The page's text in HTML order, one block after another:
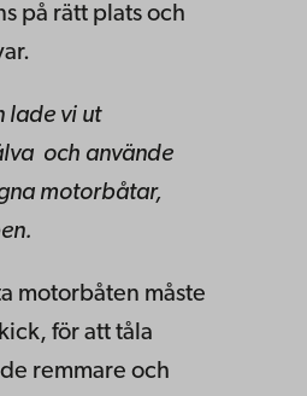
på rätt plats och
lade vi ut
och använde
motorbåtar,
motorbåten måste
för att tåla
remmare och